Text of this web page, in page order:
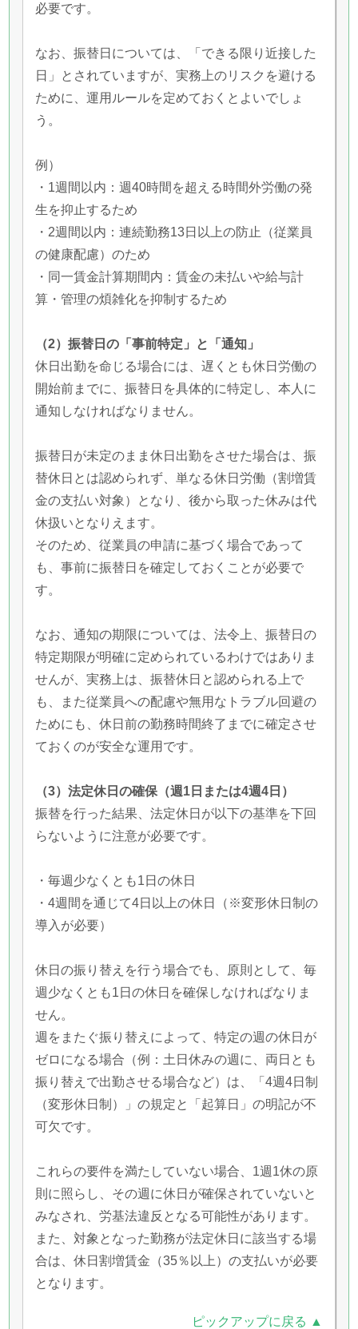
必要です。
なお、振替日については、「できる限り近接した
日」とされていますが、実務上のリスクを避ける
ために、運用ルールを定めておくとよいでしょ
う。
例）
・1週間以内：週40時間を超える時間外労働の発
生を抑止するため
・2週間以内：連続勤務13日以上の防止（従業員
の健康配慮）のため
・同一賃金計算期間内：賃金の未払いや給与計
算・管理の煩雑化を抑制するため
（2）振替日の「事前特定」と「通知」
休日出勤を命じる場合には、遅くとも休日労働の
開始前までに、振替日を具体的に特定し、本人に
通知しなければなりません。
振替日が未定のまま休日出勤をさせた場合は、振
替休日とは認められず、単なる休日労働（割増賃
金の支払い対象）となり、後から取った休みは代
休扱いとなりえます。
そのため、従業員の申請に基づく場合であって
も、事前に振替日を確定しておくことが必要で
す。
なお、通知の期限については、法令上、振替日の
特定期限が明確に定められているわけではありま
せんが、実務上は、振替休日と認められる上で
も、また従業員への配慮や無用なトラブル回避の
ためにも、休日前の勤務時間終了までに確定させ
ておくのが安全な運用です。
（3）法定休日の確保（週1日または4週4日）
振替を行った結果、法定休日が以下の基準を下回
らないように注意が必要です。
・毎週少なくとも1日の休日
・4週間を通じて4日以上の休日（※変形休日制の
導入が必要）
休日の振り替えを行う場合でも、原則として、毎
週少なくとも1日の休日を確保しなければなりま
せん。
週をまたぐ振り替えによって、特定の週の休日が
ゼロになる場合（例：土日休みの週に、両日とも
振り替えで出勤させる場合など）は、「4週4日制
（変形休日制）」の規定と「起算日」の明記が不
可欠です。
これらの要件を満たしていない場合、1週1休の原
則に照らし、その週に休日が確保されていないと
みなされ、労基法違反となる可能性があります。
また、対象となった勤務が法定休日に該当する場
合は、休日割増賃金（35％以上）の支払いが必要
となります。
ピックアップに戻る ▲